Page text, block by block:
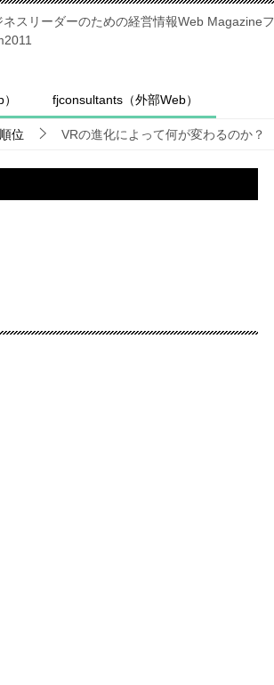
スリーダーのための経営情報Web Magazineフ
fjconsultants（外部Web）
位 VRの進化によって何が変わるのか？